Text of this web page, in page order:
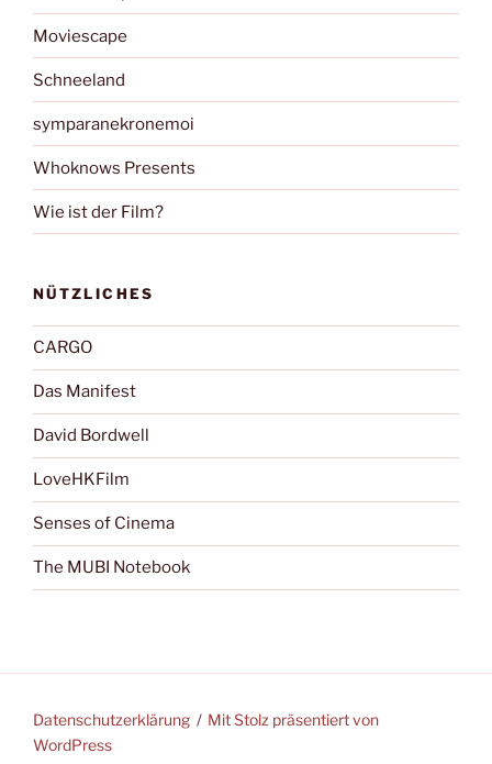
Moviescape
Schneeland
symparanekronemoi
Whoknows Presents
Wie ist der Film?
NÜTZLICHES
CARGO
Das Manifest
David Bordwell
LoveHKFilm
Senses of Cinema
The MUBI Notebook
Datenschutzerklärung
Mit Stolz präsentiert von
WordPress